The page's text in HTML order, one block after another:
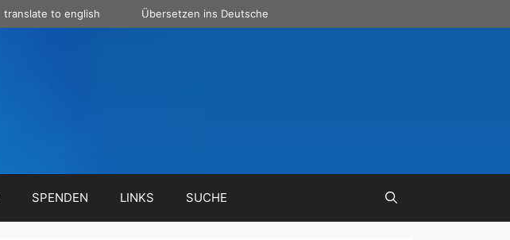
translate to english Übersetzen ins Deutsche
SPENDEN LINKS SUCHE